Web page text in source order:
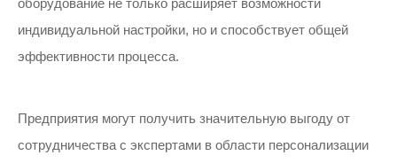
оборудование не только расширяет возможности
индивидуальной настройки, но и способствует общей
эффективности процесса.
Предприятия могут получить значительную выгоду от
сотрудничества с экспертами в области персонализации